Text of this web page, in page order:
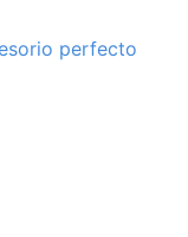
perfecto